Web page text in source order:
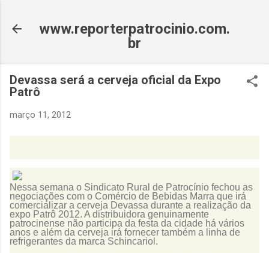
www.reporterpatrocinio.com.
br
Devassa será a cerveja oficial da Expo
Patrô
março 11, 2012
Nessa semana o Sindicato Rural de Patrocínio fechou as
negociações com o Comércio de Bebidas Marra que irá
comercializar a cerveja Devassa durante a realização da
expo Patrô 2012. A distribuidora genuinamente
patrocinense não participa da festa da cidade há vários
anos e além da cerveja irá fornecer também a linha de
refrigerantes da marca Schincariol.